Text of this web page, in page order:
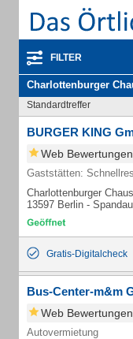
FILTER
Charlottenburger
Standardtreffer
BURGER KING
Web
Gaststätten:
Charlottenburger
13597 Berlin - Spandau
Gratis-Digitalcheck
Bus-Center-m&m
Web
Autovermietung